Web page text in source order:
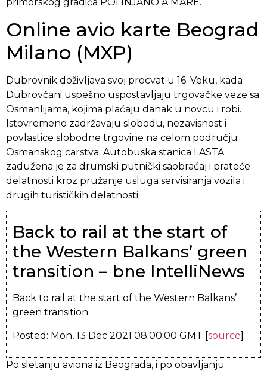
primorskog gradića POLINJANO A MARE.
Online avio karte Beograd
Milano (MXP)
Dubrovnik doživljava svoj procvat u 16. Veku, kada
Dubrovčani uspešno uspostavljaju trgovačke veze sa
Osmanlijama, kojima plaćaju danak u novcu i robi.
Istovremeno zadržavaju slobodu, nezavisnost i
povlastice slobodne trgovine na celom području
Osmanskog carstva. Autobuska stanica LASTA
zadužena je za drumski putnički saobraćaj i prateće
delatnosti kroz pružanje usluga servisiranja vozila i
drugih turističkih delatnosti.
Back to rail at the start of
the Western Balkans’ green
transition – bne IntelliNews
Back to rail at the start of the Western Balkans’
green transition.
Posted: Mon, 13 Dec 2021 08:00:00 GMT [source]
Po sletanju aviona iz Beograda, i po obavljanju